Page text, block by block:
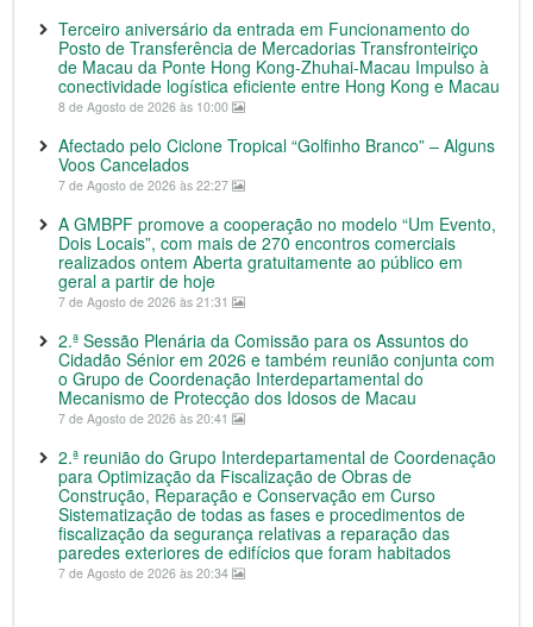
Terceiro aniversário da entrada em Funcionamento do
Posto de Transferência de Mercadorias Transfronteiriço
de Macau da Ponte Hong Kong-Zhuhai-Macau Impulso à
conectividade logística eficiente entre Hong Kong e Macau
8 de Agosto de 2026 às 10:00
Afectado pelo Ciclone Tropical “Golfinho Branco” – Alguns
Voos Cancelados
7 de Agosto de 2026 às 22:27
A GMBPF promove a cooperação no modelo “Um Evento,
Dois Locais”, com mais de 270 encontros comerciais
realizados ontem Aberta gratuitamente ao público em
geral a partir de hoje
7 de Agosto de 2026 às 21:31
2.ª Sessão Plenária da Comissão para os Assuntos do
Cidadão Sénior em 2026 e também reunião conjunta com
o Grupo de Coordenação Interdepartamental do
Mecanismo de Protecção dos Idosos de Macau
7 de Agosto de 2026 às 20:41
2.ª reunião do Grupo Interdepartamental de Coordenação
para Optimização da Fiscalização de Obras de
Construção, Reparação e Conservação em Curso
Sistematização de todas as fases e procedimentos de
fiscalização da segurança relativas a reparação das
paredes exteriores de edifícios que foram habitados
7 de Agosto de 2026 às 20:34